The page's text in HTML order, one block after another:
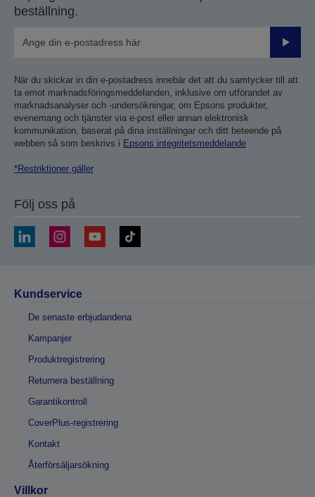
beställning.
Skicka
När du skickar in din e-postadress innebär det att du samtycker till att
ta emot marknadsföringsmeddelanden, inklusive om utförandet av
marknadsanalyser och -undersökningar, om Epsons produkter,
evenemang och tjänster via e-post eller annan elektronisk
kommunikation, baserat på dina inställningar och ditt beteende på
webben så som beskrivs i Epsons integritetsmeddelande
*Restriktioner gäller
Följ oss på
Kundservice
De senaste erbjudandena
Kampanjer
Produktregistrering
Returnera beställning
Garantikontroll
CoverPlus-registrering
Kontakt
Återförsäljarsökning
Villkor